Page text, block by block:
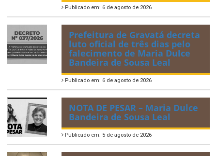
Publicado em: 6 de agosto de 2026
Prefeitura de Gravatá decreta
luto oficial de três dias pelo
falecimento de Maria Dulce
Bandeira de Sousa Leal
Publicado em: 6 de agosto de 2026
NOTA DE PESAR – Maria Dulce
Bandeira de Sousa Leal
Publicado em: 5 de agosto de 2026